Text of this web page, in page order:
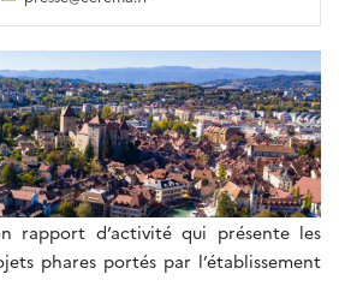
rapport d’activité qui présente les
phares portés par l’établissement